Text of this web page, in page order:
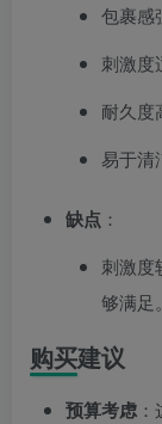
包裹感
刺激度
耐久度
易于清
缺点 ：
刺激度
够满足。
购买建议
预算考虑